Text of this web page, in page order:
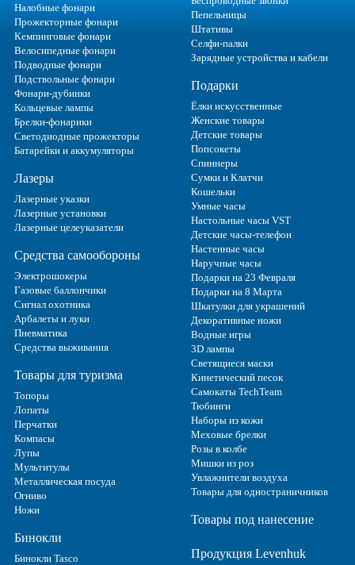
Налобные фонари
Прожекторные фонари
Кемпинговые фонари
Велосипедные фонари
Подводные фонари
Подствольные фонари
Фонари-дубинки
Кольцевые лампы
Брелки-фонарики
Светодиодные прожекторы
Батарейки и аккумуляторы
Лазеры
Лазерные указки
Лазерные установки
Лазерные целеуказатели
Средства самообороны
Электрошокеры
Газовые баллончики
Сигнал охотника
Арбалеты и луки
Пневматика
Средства выживания
Товары для туризма
Топоры
Лопаты
Перчатки
Компасы
Лупы
Мультитулы
Металлическая посуда
Огниво
Ножи
Бинокли
Бинокли Tasco
Пепельницы
Штативы
Селфи-палки
Зарядные устройства и кабели
Подарки
Ёлки искусственные
Женские товары
Детские товары
Попсокеты
Спиннеры
Сумки и Клатчи
Кошельки
Умные часы
Настольные часы VST
Детские часы-телефон
Настенные часы
Наручные часы
Подарки на 23 Февраля
Подарки на 8 Марта
Шкатулки для украшений
Декоративные ножи
Водные игры
3D лампы
Светящиеся маски
Кинетический песок
Самокаты TechTeam
Тюбинги
Наборы из кожи
Меховые брелки
Розы в колбе
Мишки из роз
Увлажнители воздуха
Товары для одностраничников
Товары под нанесение
Продукция Levenhuk